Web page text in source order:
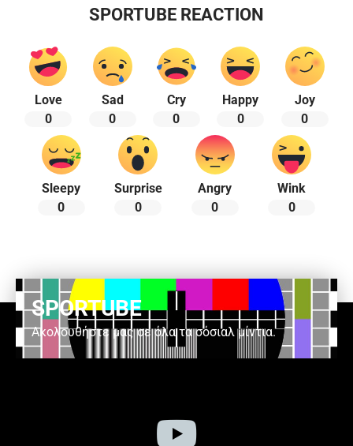
SPORTUBE REACTION
Love
0
Sad
0
Cry
0
Happy
0
Joy
0
Sleepy
0
Surprise
0
Angry
0
Wink
0
SPORTUBE
Ακολουθήστε μας σε όλα τα σόσιαλ μίντια.